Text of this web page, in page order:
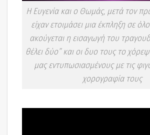
Η Ευγενία και ο Θωμάς, μετά τον
είχαν ετοιμάσει μια έκπληξη σε
ακούγεται η εισαγωγή του
θέλει δύο” και οι δυο τους το
μας εντυπωσιασμένους με τις
χορογραφία τους